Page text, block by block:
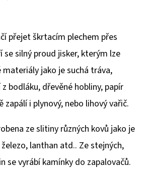
přejet škrtacím plechem přes
silný proud jisker, kterým lze
jako je suchá tráva,
bodláku, dřevěné hobliny, papír
zapálí i plynový, nebo lihový vařič.
ze slitiny různých kovů jako je
lanthan atd.. Ze stejných,
se vyrábí kamínky do zapalovačů.